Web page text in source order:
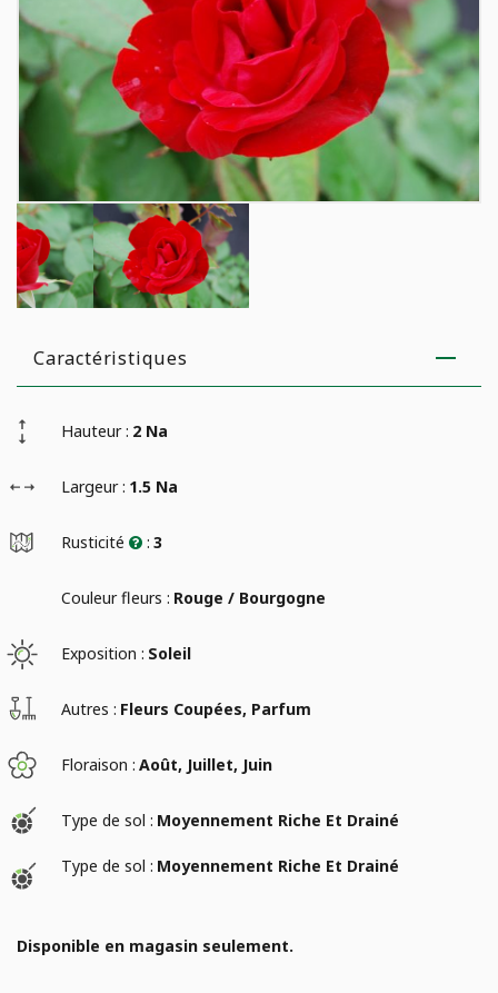
AGRICULTURE URBAINE
JARDINAGE
POTAGER
Analyse de sol
Campagne de financement
Caractéristiques
Hauteur : 2 Na
Largeur : 1.5 Na
Rusticité : 3
Couleur fleurs : Rouge / Bourgogne
Exposition : Soleil
Autres : Fleurs Coupées, Parfum
Floraison : Août, Juillet, Juin
Type de sol : Moyennement Riche Et Drainé
Type de sol : Moyennement Riche Et Drainé
Disponible en magasin seulement.